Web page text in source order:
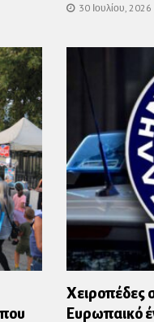
30 Ιουλίου, 2026
Χειροπέδες
Ευρωπαικό